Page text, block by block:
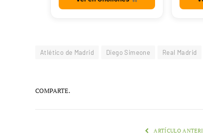
Atlético de Madrid Diego Simeone Real Madrid
COMPARTE.
ARTÍCULO